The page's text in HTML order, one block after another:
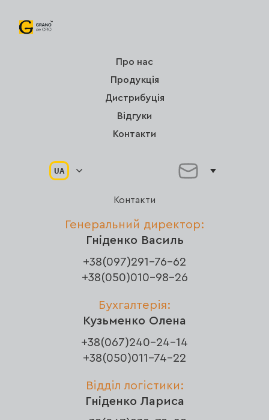
Про нас
Продукція
Дистрибуція
Відгуки
Контакти
UA
Контакти
Генеральний директор:
Гніденко Василь
+38(097)291-76-62
+38(050)010-98-26
Бухгалтерія:
Кузьменко Олена
+38(067)240-24-14
+38(050)011-74-22
Відділ логістики:
Гніденко Лариса